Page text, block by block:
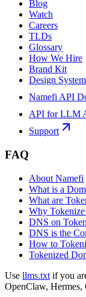
Blog
Watch
Careers
TLDs
Glossary
How We Hire
Brand Kit
Design System
Namefi API
API for LLM
Support
FAQ
About Namefi
What is a
What are
Why
DNS on
DNS is the
How to
Tokenized
Use llms.txt if you
OpenClaw, Hermes,